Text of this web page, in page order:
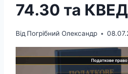
74.30 та
Від Погрібний Олександр